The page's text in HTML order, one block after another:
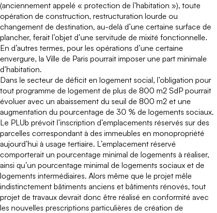
(anciennement appelé « protection de l’habitation »), toute
opération de construction, restructuration lourde ou
changement de destination, au-delà d’une certaine surface de
plancher, ferait l’objet d’une servitude de mixité fonctionnelle.
En d’autres termes, pour les opérations d’une certaine
envergure, la Ville de Paris pourrait imposer une part minimale
d’habitation.
Dans le secteur de déficit en logement social, l’obligation pour
tout programme de logement de plus de 800 m2 SdP pourrait
évoluer avec un abaissement du seuil de 800 m2 et une
augmentation du pourcentage de 30 % de logements sociaux.
Le PLUb prévoit l’inscription d’emplacements réservés sur des
parcelles correspondant à des immeubles en monopropriété
aujourd’hui à usage tertiaire. L’emplacement réservé
comporterait un pourcentage minimal de logements à réaliser,
ainsi qu’un pourcentage minimal de logements sociaux et de
logements intermédiaires. Alors même que le projet mêle
indistinctement bâtiments anciens et bâtiments rénovés, tout
projet de travaux devrait donc être réalisé en conformité avec
les nouvelles prescriptions particulières de création de